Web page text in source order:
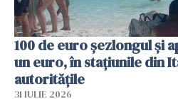
100 de euro șezlongul și
un euro, în stațiunile din
autoritățile
31 IULIE 2026